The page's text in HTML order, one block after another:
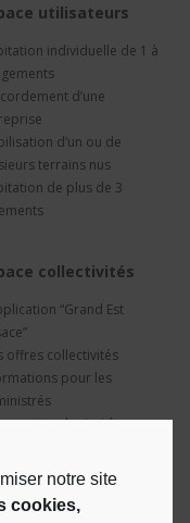
notre site
cookies,
utilisateurs
individuelle de 1 à
d’une
d’un ou de
terrains nus
de plus de 3
collectivités
“Grand Est
offres collectivités
pour les
et cadre juridique